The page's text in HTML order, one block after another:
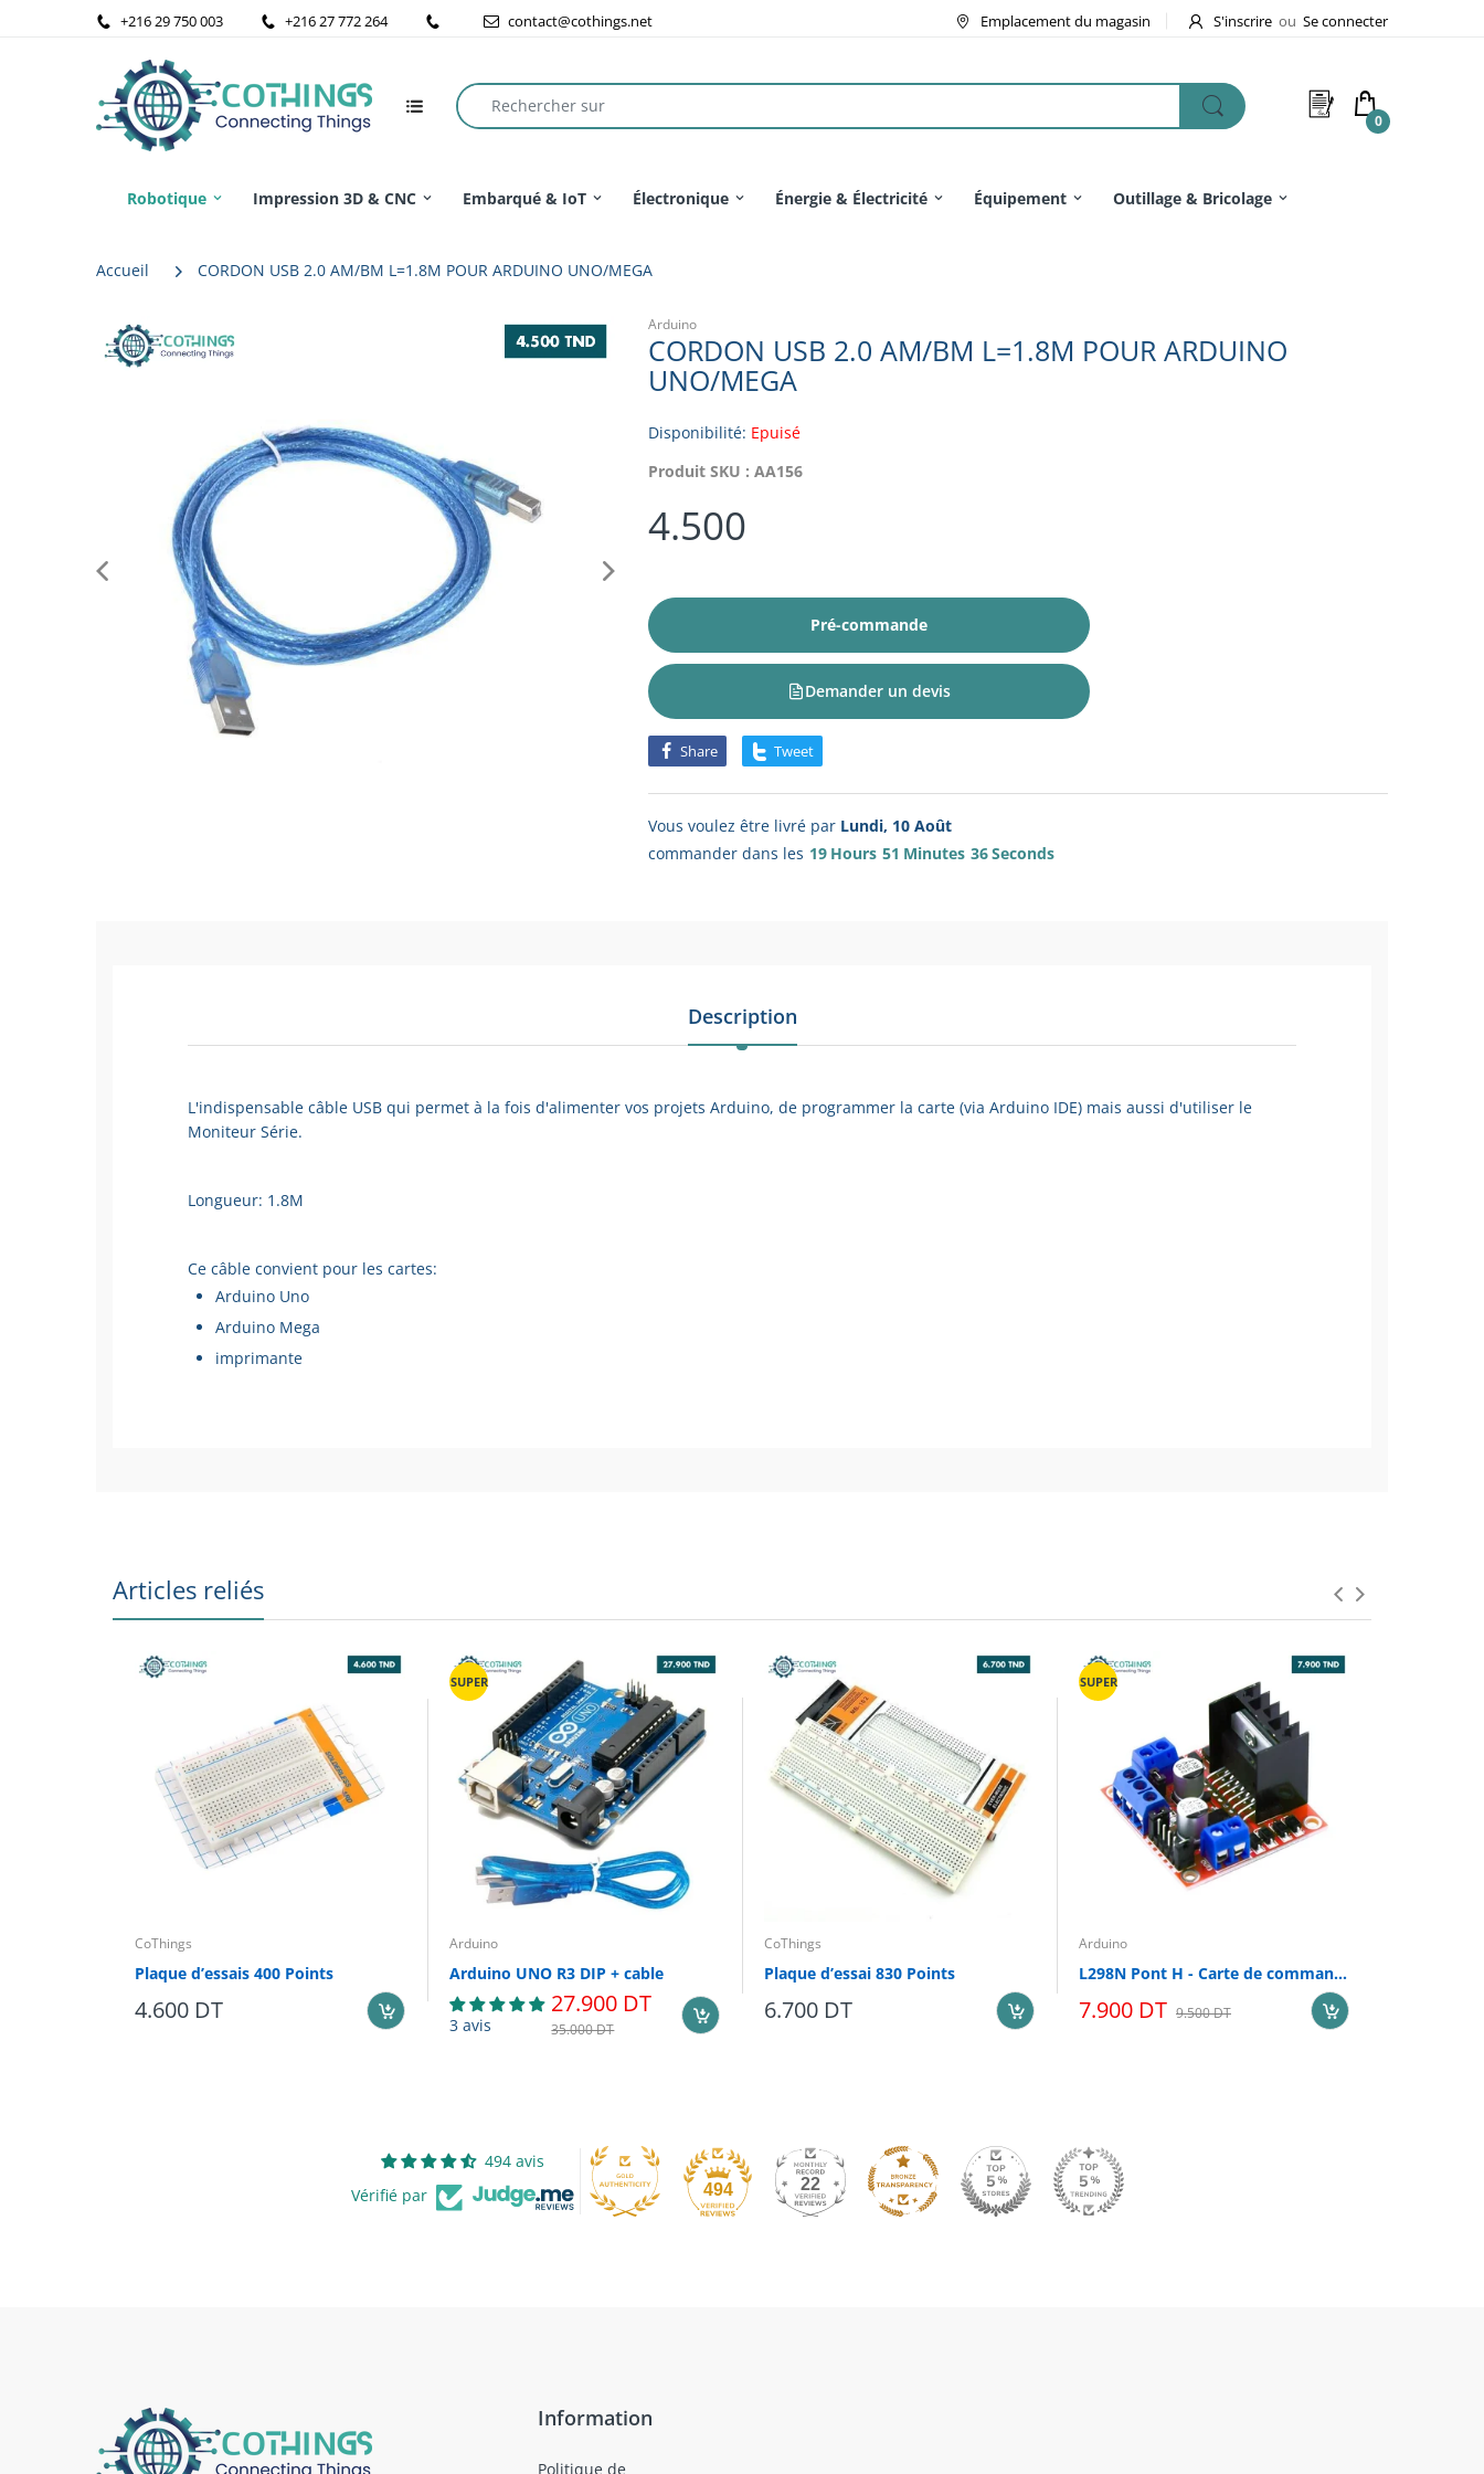
+216 29 750 003 +216 27 772 264 contact@cothings.net Emplacement du magasin S'inscrire ou Se connecter
0
Robotique Impression 3D & CNC Embarqué & IoT Électronique Énergie & Électricité Équipement Outillage & Bricolage
Accueil CORDON USB 2.0 AM/BM L=1.8M POUR ARDUINO UNO/MEGA
Arduino
CORDON USB 2.0 AM/BM L=1.8M POUR ARDUINO
UNO/MEGA
Disponibilité: Epuisé
Produit SKU : AA156
4.500
Pré-commande
Demander un devis
Share Tweet
Vous voulez être livré par Lundi, 10 Août
commander dans les 19 Hours 51 Minutes 36Seconds
Description
L'indispensable câble USB qui permet à la fois d'alimenter vos projets Arduino, de programmer la carte (via Arduino IDE) mais aussi d'utiliser le
Moniteur Série.
Longueur: 1.8M
Ce câble convient pour les cartes:
Arduino Uno
Arduino Mega
imprimante
Articles reliés
CoThings
Plaque d’essais 400 Points
4.600 DT
SUPER
Arduino
Arduino UNO R3 DIP + cable
3 avis
27.900 DT
35.000 DT
CoThings
Plaque d’essai 830 Points
6.700 DT
SUPER
Arduino
L298N Pont H - Carte de commande de moteur
7.900 DT 9.500 DT
494 avis
Vérifié par
494 22
Information
Politique de